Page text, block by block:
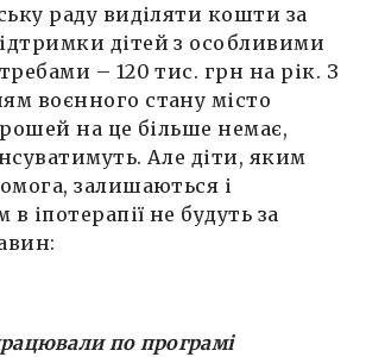
раду виділяти кошти за
дітей з особливими
– 120 тис. грн на рік. З
воєнного стану місто
на це більше немає,
Але діти, яким
залишаються і
в іпотерапії не будуть за
по програмі